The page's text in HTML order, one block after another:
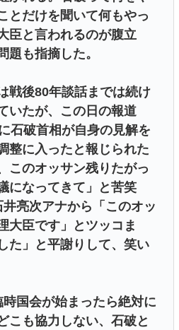
だけを聞いて何もやっ
臣と言われるのが腹立
題も指摘した。
戦後80年談話までは続け
いたが、この日の報道
石破首相が自身の見解を
整に入ったと報じられた
このオッサン残りたがっ
になってきて」と苦笑
亮次アナから「このオッ
大臣です」とツッコま
た」と平謝りして、笑い
国会が始まったら絶対に
こも協力しない、石破と